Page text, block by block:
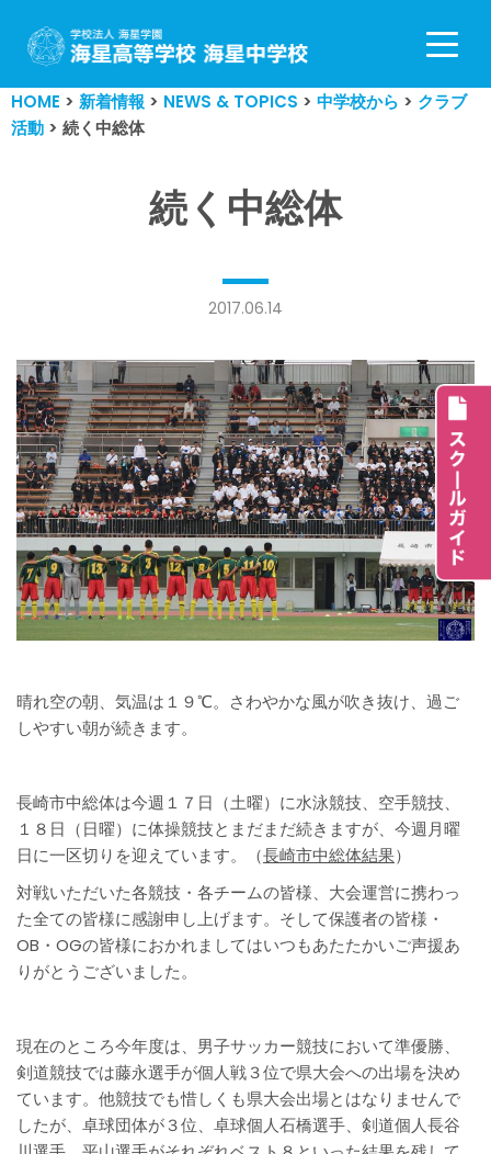
コ
ン
テ
ン
HOME > 新着情報 > NEWS & TOPICS > 中学校から > クラブ
活動 > 続く中総体
続く中総体
2017.06.14
晴れ空の朝、気温は１９℃。さわやかな風が吹き抜け、過ご
しやすい朝が続きます。
長崎市中総体は今週１７日（土曜）に水泳競技、空手競技、
１８日（日曜）に体操競技とまだまだ続きますが、今週月曜
日に一区切りを迎えています。（長崎市中総体結果）
対戦いただいた各競技・各チームの皆様、大会運営に携わっ
た全ての皆様に感謝申し上げます。そして保護者の皆様・
OB・OGの皆様におかれましてはいつもあたたかいご声援あ
りがとうございました。
現在のところ今年度は、男子サッカー競技において準優勝、
剣道競技では藤永選手が個人戦３位で県大会への出場を決め
ています。他競技でも惜しくも県大会出場とはなりませんで
したが、卓球団体が３位、卓球個人石橋選手、剣道個人長谷